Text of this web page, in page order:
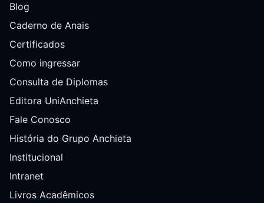
Blog
Caderno de Anais
Certificados
Como ingressar
Consulta de Diplomas
Editora UniAnchieta
Fale Conosco
História do Grupo Anchieta
Institucional
Intranet
Livros Acadêmicos